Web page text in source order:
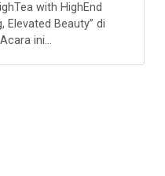
with HighEnd
Elevated Beauty” di
ini...